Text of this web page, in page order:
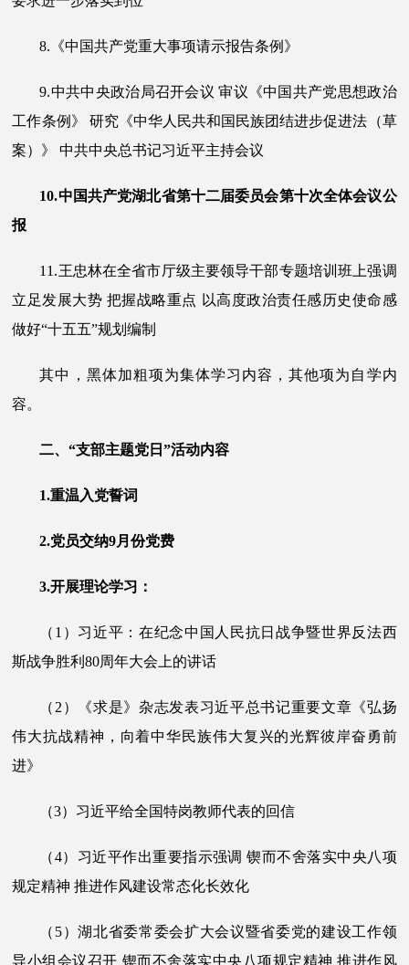
8.《中国共产党重大事项请示报告条例》
9.中共中央政治局召开会议 审议《中国共产党思想政治
工作条例》 研究《中华人民共和国民族团结进步促进法（草
案）》 中共中央总书记习近平主持会议
10.中国共产党湖北省第十二届委员会第十次全体会议公
报
11.王忠林在全省市厅级主要领导干部专题培训班上强调
立足发展大势 把握战略重点 以高度政治责任感历史使命感
做好“十五五”规划编制
其中，黑体加粗项为集体学习内容，其他项为自学内
容。
二、“支部主题党日”活动内容
1.重温入党誓词
2.党员交纳9月份党费
3.开展理论学习：
（ 1 ） 习近平：在纪念中国人民抗日战争暨世界反法西
斯战争胜利80周年大会上的讲话
（ 2 ）
《求是》杂志发表习近平总书记重要文章《弘扬
伟大抗战精神，向着中华民族伟大复兴的光辉彼岸奋勇前
进》
（3）习近平给全国特岗教师代表的回信
（4）习近平作出重要指示强调 锲而不舍落实中央八项
规定精神 推进作风建设常态化长效化
（ 5）湖北省委常委会扩大会议暨省委党的建设工作领
导小组会议召开 锲而不舍落实中央八项规定精神 推进作风